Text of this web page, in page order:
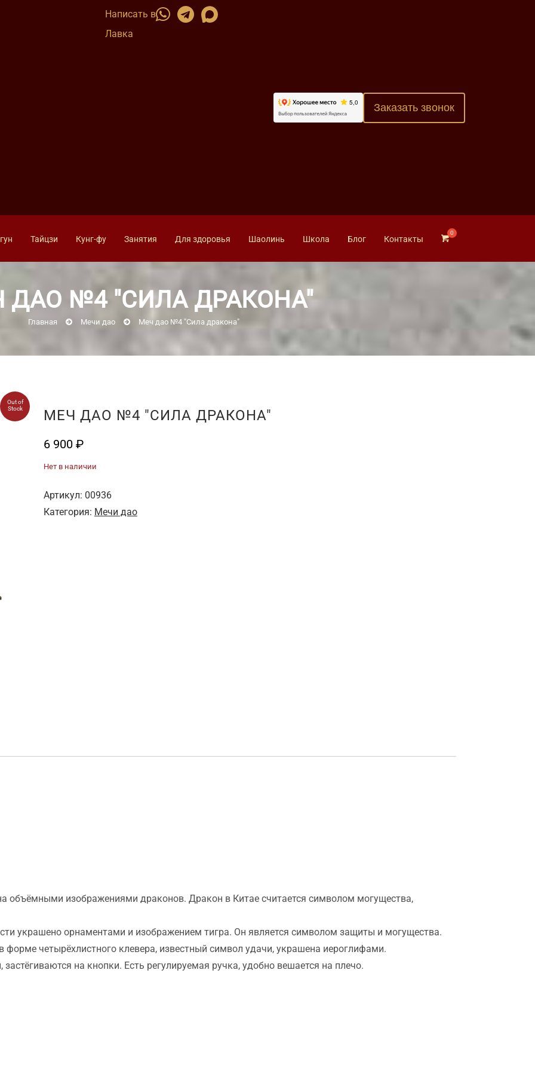
Написать в
Лавка
Заказать звонок
Тайцзи Кунг-фу Занятия Для здоровья Шаолинь Школа Блог Контакты
ДАО №4 "СИЛА ДРАКОНА"
Главная Мечи дао Меч дао №4 "Сила дракона"
Out of
Stock
МЕЧ ДАО №4 "СИЛА ДРАКОНА"
6 900 ₽
Нет в наличии
Артикул: 00936
Категория: Мечи дао
объёмными изображениями драконов. Дракон в Китае считается символом могущества,
украшено орнаментами и изображением тигра. Он является символом защиты и могущества.
четырёхлистного клевера, известный символ удачи, украшена иероглифами.
на кнопки. Есть регулируемая ручка, удобно вешается на плечо.